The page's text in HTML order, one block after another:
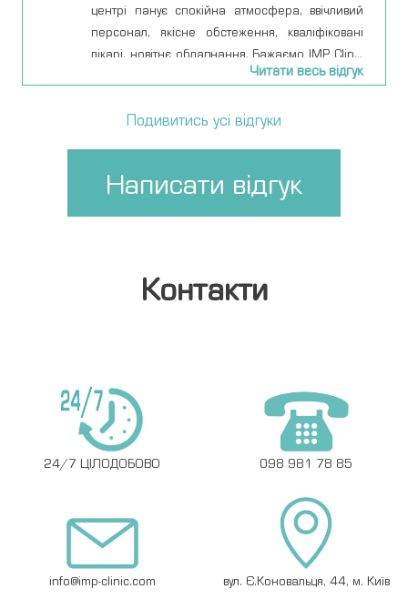
центрі панує спокійна атмосфера, ввічливий
персонал, якісне обстеження, кваліфіковані
лікарі, новітнє обладнання. Бажаємо IMP Clinic
Читати весь відгук
Подивитись усі відгуки
Написати відгук
Контакти
24/7 ЦІЛОДОБОВО 098 981 78 85
info@imp-clinic.com вул. Є.Коновальця, 44, м. Київ